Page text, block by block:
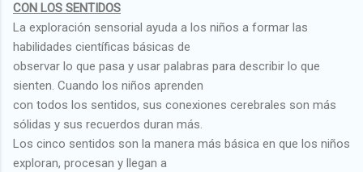
CON LOS SENTIDOS
La exploración sensorial ayuda a los niños a formar las
habilidades científicas básicas de
observar lo que pasa y usar palabras para describir lo que
sienten. Cuando los niños aprenden
con todos los sentidos, sus conexiones cerebrales son más
sólidas y sus recuerdos duran más.
Los cinco sentidos son la manera más básica en que los niños
exploran, procesan y llegan a